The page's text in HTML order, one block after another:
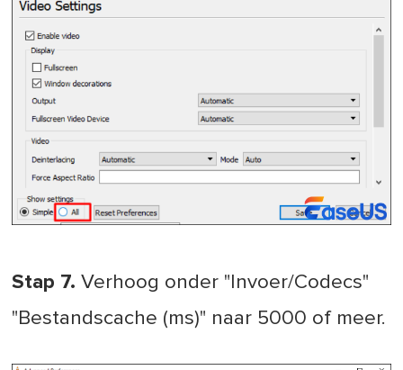
Stap 7. Verhoog onder "Invoer/Codecs"
"Bestandscache (ms)" naar 5000 of meer.